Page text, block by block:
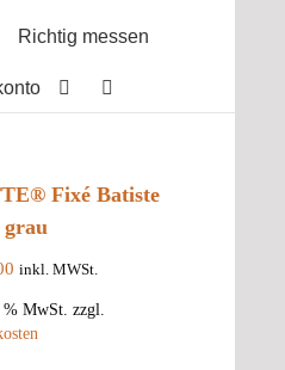
Richtig messen
Fixé Batiste
grau
inkl. MWSt.
MwSt. zzgl.